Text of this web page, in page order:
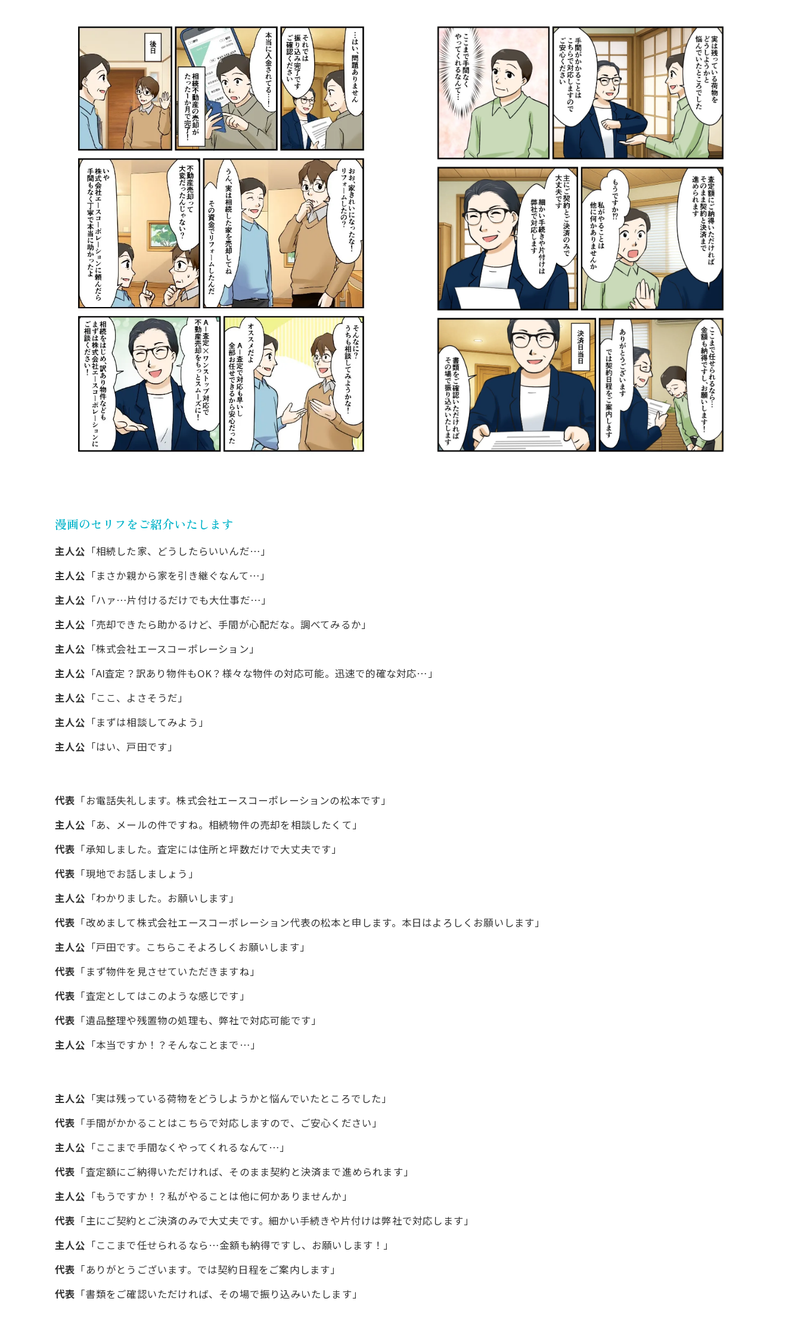
漫画のセリフをご紹介いたします
主人公 「相続した家、どうしたらいいんだ…」
主人公 「まさか親から家を引き継ぐなんて…」
主人公 「ハァ…片付けるだけでも大仕事だ…」
主人公 「売却できたら助かるけど、手間が心配だな。調べてみるか」
主人公 「株式会社エースコーポレーション」
主人公 「AI査定？訳あり物件もOK？様々な物件の対応可能。迅速で的確な対応…」
主人公 「ここ、よさそうだ」
主人公 「まずは相談してみよう」
主人公 「はい、戸田です」
代表 「お電話失礼します。株式会社エースコーポレーションの松本です」
主人公 「あ、メールの件ですね。相続物件の売却を相談したくて」
代表 「承知しました。査定には住所と坪数だけで大丈夫です」
代表 「現地でお話しましょう」
主人公 「わかりました。お願いします」
代表 「改めまして株式会社エースコーポレーション代表の松本と申します。本日はよろしくお願いします」
主人公 「戸田です。こちらこそよろしくお願いします」
代表 「まず物件を見させていただきますね」
代表 「査定としてはこのような感じです」
代表 「遺品整理や残置物の処理も、弊社で対応可能です」
主人公 「本当ですか！？そんなことまで…」
主人公 「実は残っている荷物をどうしようかと悩んでいたところでした」
代表 「手間がかかることはこちらで対応しますので、ご安心ください」
主人公 「ここまで手間なくやってくれるなんて…」
代表 「査定額にご納得いただければ、そのまま契約と決済まで進められます」
主人公 「もうですか！？私がやることは他に何かありませんか」
代表 「主にご契約とご決済のみで大丈夫です。細かい手続きや片付けは弊社で対応します」
主人公 「ここまで任せられるなら…金額も納得ですし、お願いします！」
代表 「ありがとうございます。では契約日程をご案内します」
代表 「書類をご確認いただければ、その場で振り込みいたします」